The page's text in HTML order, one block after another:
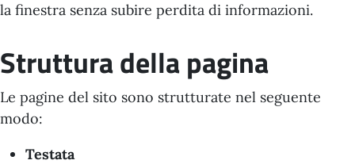
la finestra senza subire perdita di informazioni.
Struttura della pagina
Le pagine del sito sono strutturate nel seguente
modo:
Testata